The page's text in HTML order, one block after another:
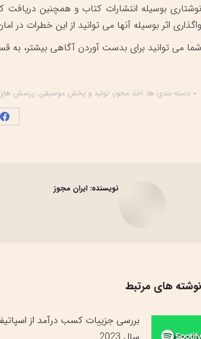
نوشتاری بوسیله انتشارات کتاب و همچنین دریافت
واگذاری اثر بوسیله آنها می توانید از این خطرات در
شما می توانید برای بدست آوردن آگاهی بیشتر، به
دسته بندی ها: اخذ مجوز، تولید و پخش موسیقی, پرسش
نویسنده: ایران مجوز
نوشته های مرتبط
بررسی جزییات کسب درآمد از